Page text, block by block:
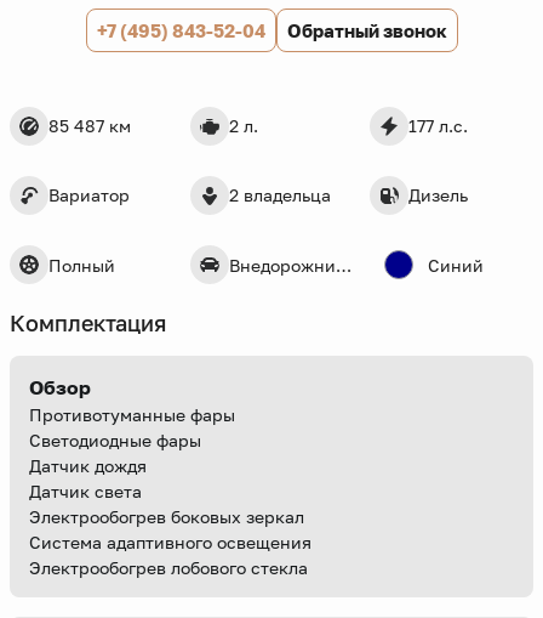
85 487 км 2 л. 177 л.с.
Вариатор 2 владельца Дизель
Полный Внедорожник 5 дв. Синий
+7 (495) 843-52-04 Обратный звонок
Комплектация
Обзор
Противотуманные фары
Светодиодные фары
Датчик дождя
Датчик света
Электрообогрев боковых зеркал
Система адаптивного освещения
Электрообогрев лобового стекла